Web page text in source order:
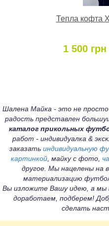
Тепла кофта
1 500 грн
Шалена Майка - это не
радость представлен
каталог прикольных
работ - индивидуалка &
заказать индивидуальную
картинкой, майку с фото,
другое. Мы нацелены на
материализацию
Вы изложите Вашу идею, а мы
доработаем, подберем!
сделать